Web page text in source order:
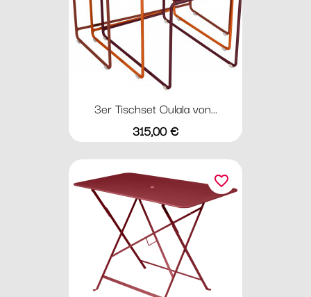
3er Tischset Oulala von...
Preis
315,00 €
favorite_border